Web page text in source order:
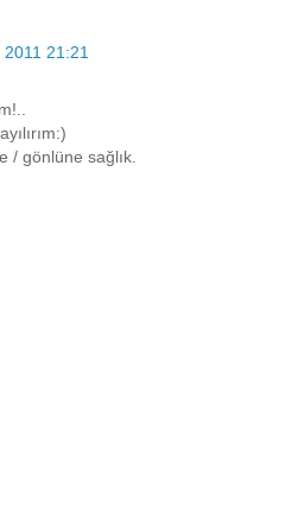
2011 21:21
/ gönlüne sağlık.